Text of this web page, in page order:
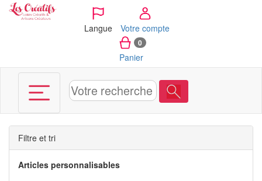
Langue Votre compte
0
Panier
Filtre et tri
Articles personnalisables
Panneau de gestion des cookies